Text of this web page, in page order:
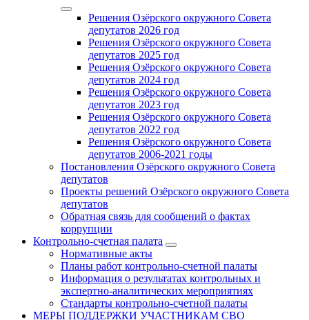
Решения Озёрского окружного Совета
депутатов 2026 год
Решения Озёрского окружного Совета
депутатов 2025 год
Решения Озёрского окружного Совета
депутатов 2024 год
Решения Озёрского окружного Совета
депутатов 2023 год
Решения Озёрского окружного Совета
депутатов 2022 год
Решения Озёрского окружного Совета
депутатов 2006-2021 годы
Постановления Озёрского окружного Совета
депутатов
Проекты решений Озёрского окружного Совета
депутатов
Обратная связь для сообщений о фактах
коррупции
Контрольно-счетная палата
Нормативные акты
Планы работ контрольно-счетной палаты
Информация о результатах контрольных и
экспертно-аналитических мероприятиях
Стандарты контрольно-счетной палаты
МЕРЫ ПОДДЕРЖКИ УЧАСТНИКАМ СВО